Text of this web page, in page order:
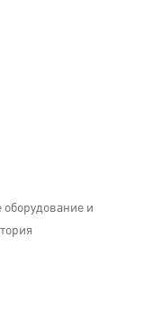
оборудование и